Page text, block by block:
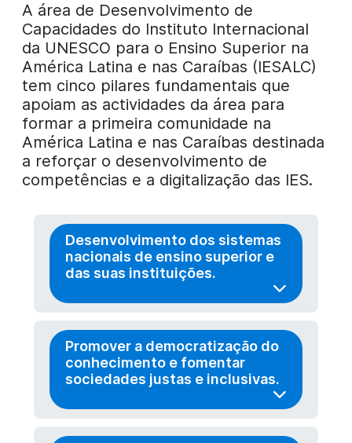
A área de Desenvolvimento de
Capacidades do Instituto Internacional
da UNESCO para o Ensino Superior na
América Latina e nas Caraíbas (IESALC)
tem cinco pilares fundamentais que
apoiam as actividades da área para
formar a primeira comunidade na
América Latina e nas Caraíbas destinada
a reforçar o desenvolvimento de
competências e a digitalização das IES.
Desenvolvimento dos sistemas
nacionais de ensino superior e
das suas instituições.
Promover a democratização do
conhecimento e fomentar
sociedades justas e inclusivas.